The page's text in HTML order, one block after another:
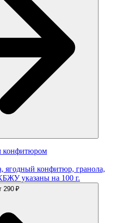
конфитюром
ягодный конфитюр, гранола,
указаны на 100 г.
290 ₽